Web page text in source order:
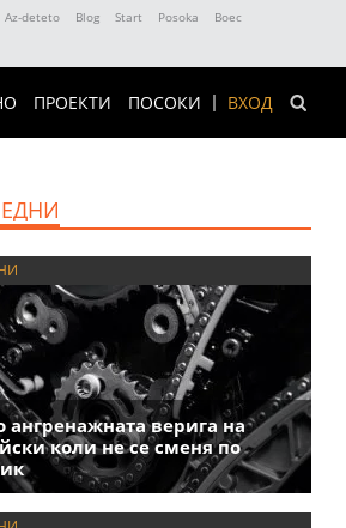
Az-deteto Blog Start Posoka
Boec
ВХОД
ПРОЕКТИ ПОСОКИ
ангренажната верига на
коли не се сменя по